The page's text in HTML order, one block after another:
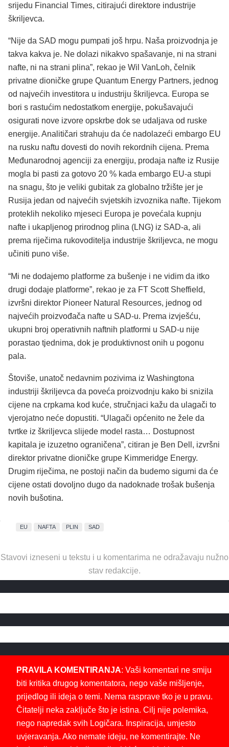
srijedu Financial Times, citirajući direktore industrije
škriljevca.
“Nije da SAD mogu pumpati još hrpu. Naša proizvodnja je
takva kakva je. Ne dolazi nikakvo spašavanje, ni na strani
nafte, ni na strani plina”, rekao je Wil VanLoh, čelnik
privatne dioničke grupe Quantum Energy Partners, jednog
od najvećih investitora u industriju škriljevca. Europa se
bori s rastućim nedostatkom energije, pokušavajući
osigurati nove izvore opskrbe dok se udaljava od ruske
energije. Analitičari strahuju da će nadolazeći embargo EU
na rusku naftu dovesti do novih rekordnih cijena. Prema
Međunarodnoj agenciji za energiju, prodaja nafte iz Rusije
mogla bi pasti za gotovo 20 % kada embargo EU-a stupi
na snagu, što je veliki gubitak za globalno tržište jer je
Rusija jedan od najvećih svjetskih izvoznika nafte. Tijekom
proteklih nekoliko mjeseci Europa je povećala kupnju
nafte i ukapljenog prirodnog plina (LNG) iz SAD-a, ali
prema riječima rukovoditelja industrije škriljevca, ne mogu
učiniti puno više.
“Mi ne dodajemo platforme za bušenje i ne vidim da itko
drugi dodaje platforme”, rekao je za FT Scott Sheffield,
izvršni direktor Pioneer Natural Resources, jednog od
najvećih proizvođača nafte u SAD-u. Prema izvješću,
ukupni broj operativnih naftnih platformi u SAD-u nije
porastao tjednima, dok je produktivnost onih u pogonu
pala.
Štoviše, unatoč nedavnim pozivima iz Washingtona
industriji škriljevca da poveća proizvodnju kako bi snizila
cijene na crpkama kod kuće, stručnjaci kažu da ulagači to
vjerojatno neće dopustiti. “Ulagači općenito ne žele da
tvrtke iz škriljevca slijede model rasta… Dostupnost
kapitala je izuzetno ograničena”, citiran je Ben Dell, izvršni
direktor privatne dioničke grupe Kimmeridge Energy.
Drugim riječima, ne postoji način da budemo sigurni da će
cijene ostati dovoljno dugo da nadoknade trošak bušenja
novih bušotina.
EU NAFTA PLIN SAD
Stavovi izneseni u tekstu i u komentarima ne odražavaju nužno
stav redakcije.
PRAVILA KOMENTIRANJA: Vaši komentari ne smiju
biti kritika drugog komentatora, nego vaše mišljenje,
prijedlog ili ideja o temi. Nema rasprave tko je u pravu.
Čitatelji neka zaključe što je istina. Cilj nije polemika,
nego napredak svih Logičara. Inspiracija, umjesto
uvjeravanja. Ako nemate ideju, ne komentirajte. Ne